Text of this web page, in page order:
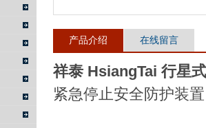
产品介绍 在线留言
祥泰 HsiangTai 行星
紧急停止安全防护装